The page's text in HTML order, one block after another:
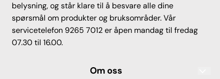
belysning, og står klare til å besvare alle dine
spørsmål om produkter og bruksområder. Vår
servicetelefon 9265 7012 er åpen mandag til fredag
07.30 til 16.00.
Om oss